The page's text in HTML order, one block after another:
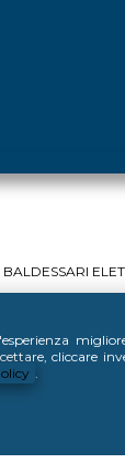
cliccare
.